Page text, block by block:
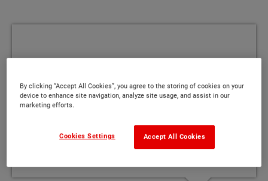
und konnten bei aufkommenden Fragen
vor, während und auch nach der
Ansprechpartner vertrauen. Große
Empfehlung unsererseits! :)
By clicking “Accept All Cookies”, you agree to the storing of cookies on your
device to enhance site navigation, analyze site usage, and assist in our
marketing efforts.
Accept All Cookies
Cookies Settings